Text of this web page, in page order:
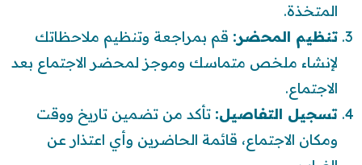
المتخذة.
تنظيم المحضر: قم بمراجعة وتنظيم ملاحظاتك
لإنشاء ملخص متماسك وموجز لمحضر الاجتماع بعد
الاجتماع.
تسجيل التفاصيل: تأكد من تضمين تاريخ ووقت
ومكان الاجتماع، قائمة الحاضرين وأي اعتذار عن